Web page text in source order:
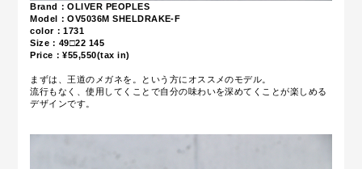
Brand：OLIVER PEOPLES
Model：OV5036M SHELDRAKE-F
color：1731
Size：49□22 145
Price：¥55,550(tax in)
まずは、王道のメガネを。という方にオススメのモデル。
流行もなく、使用してくことで自分の味わいを深めてくことが楽しめる
デザインです。